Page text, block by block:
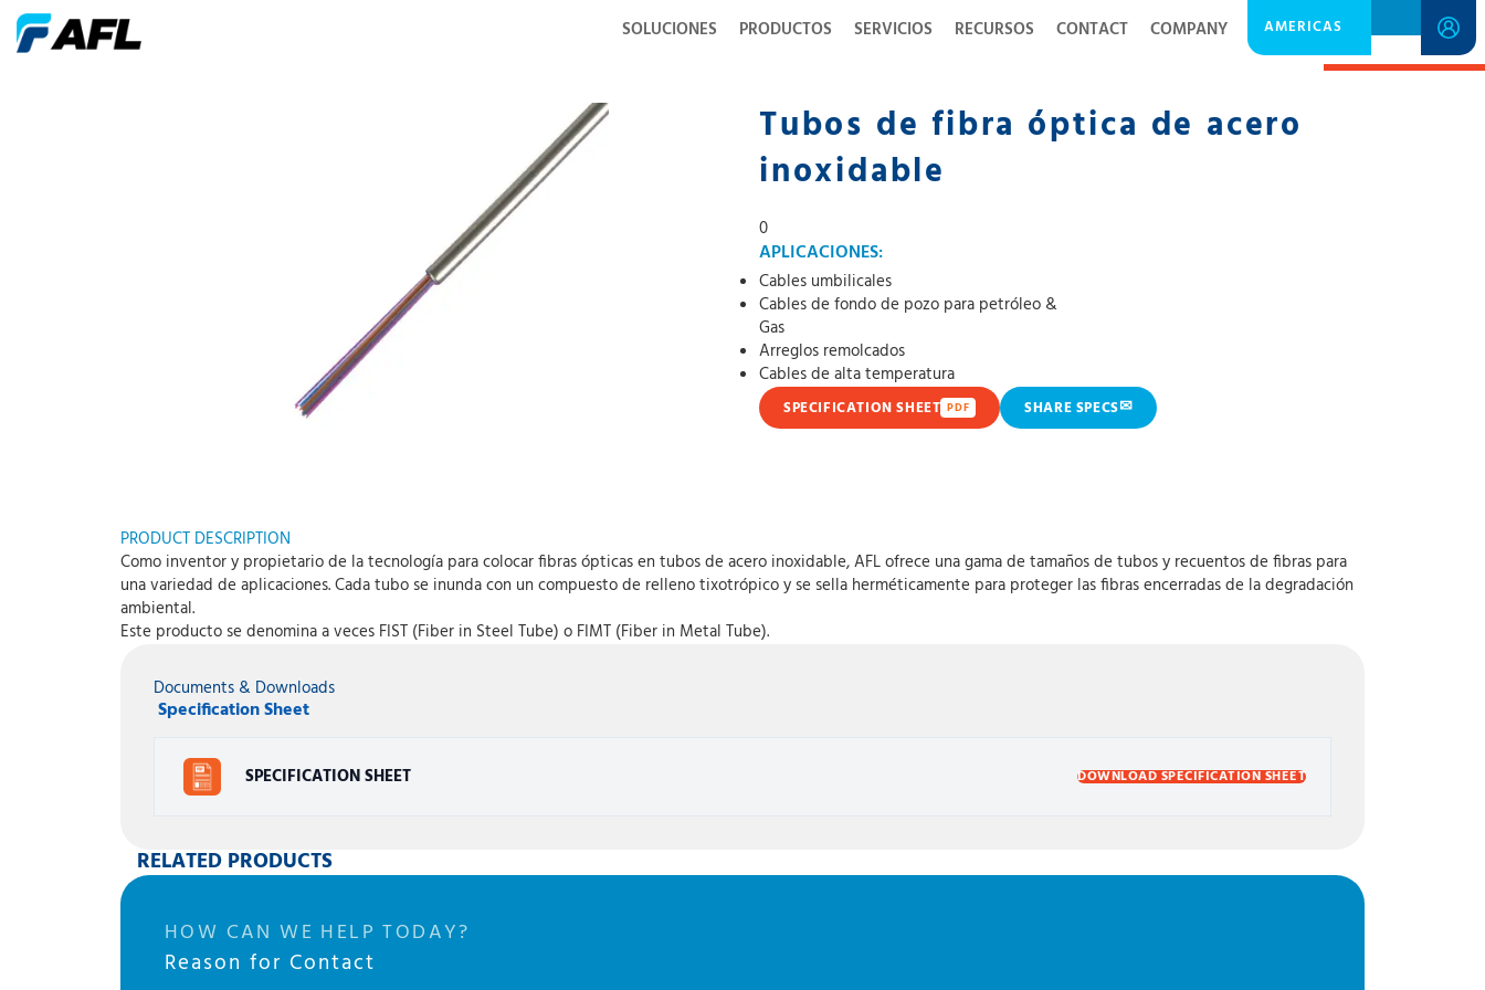
SOLUCIONES PRODUCTOS SERVICIOS RECURSOS CONTACT COMPANY AMERICAS
SPECIFICATION SHEET
Tubos de fibra óptica de acero
inoxidable
0
APLICACIONES:
Cables umbilicales
Cables de fondo de pozo para petróleo &
Gas
Arreglos remolcados
Cables de alta temperatura
SPECIFICATION SHEET PDF SHARE SPECS✉
PRODUCT DESCRIPTION
Como inventor y propietario de la tecnología para colocar fibras ópticas en tubos de acero inoxidable, AFL ofrece una gama de tamaños de tubos y recuentos de fibras para
una variedad de aplicaciones. Cada tubo se inunda con un compuesto de relleno tixotrópico y se sella herméticamente para proteger las fibras encerradas de la degradación
ambiental.
Este producto se denomina a veces FIST (Fiber in Steel Tube) o FIMT (Fiber in Metal Tube).
Documents & Downloads
Specification Sheet
SPECIFICATION SHEET DOWNLOAD SPECIFICATION SHEET
RELATED PRODUCTS
HOW CAN WE HELP TODAY?
Reason for Contact